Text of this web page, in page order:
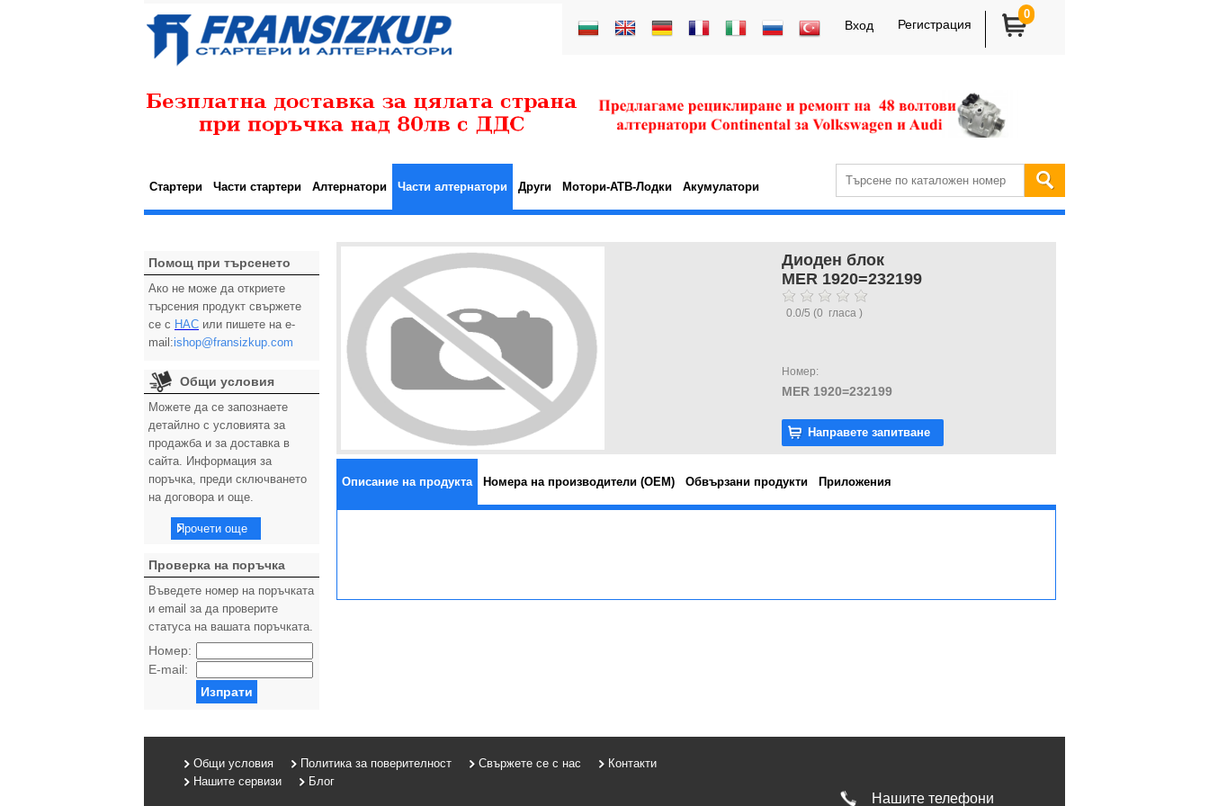
Вход Регистрация
0
Стартери Части стартери Алтернатори Части алтернатори Други Мотори-АТВ-Лодки Акумулатори
Помощ при търсенето
Ако не може да откриете
търсения продукт свържете
се с НАС или пишете на e-
mail:ishop@fransizkup.com
Общи условия
Можете да се запознаете
детайлно с условията за
продажба и за доставка в
сайта. Информация за
поръчка, преди сключването
на договора и още.
Прочети още
Проверка на поръчка
Въведете номер на поръчката
и email за да проверите
статуса на вашата поръчката.
Номер:
E-mail:
Изпрати
Диоден блок
MER 1920=232199
0.0/5 (0 гласа )
Номер:
MER 1920=232199
Направете запитване
Описание на продукта Номера на производители (OEM) Обвързани продукти Приложения
Общи условия Политика за поверителност Свържете се с нас
Контакти
Нашите сервизи
Блог
Нашите телефони